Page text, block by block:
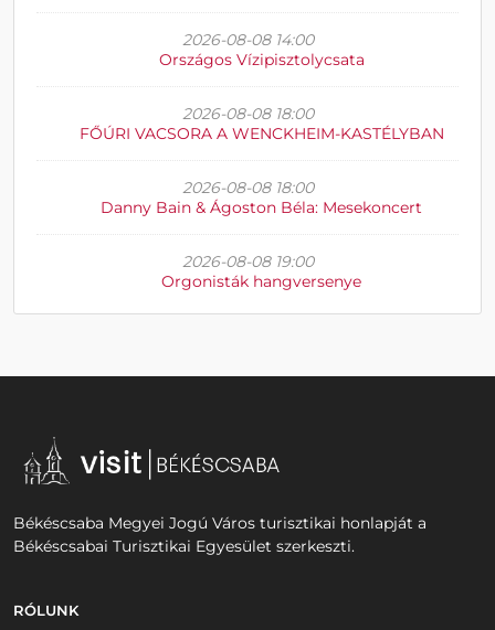
2026-08-08 14:00
Országos Vízipisztolycsata
2026-08-08 18:00
FŐÚRI VACSORA A WENCKHEIM-KASTÉLYBAN
2026-08-08 18:00
Danny Bain & Ágoston Béla: Mesekoncert
2026-08-08 19:00
Orgonisták hangversenye
Békéscsaba Megyei Jogú Város turisztikai honlapját a
Békéscsabai Turisztikai Egyesület szerkeszti.
RÓLUNK